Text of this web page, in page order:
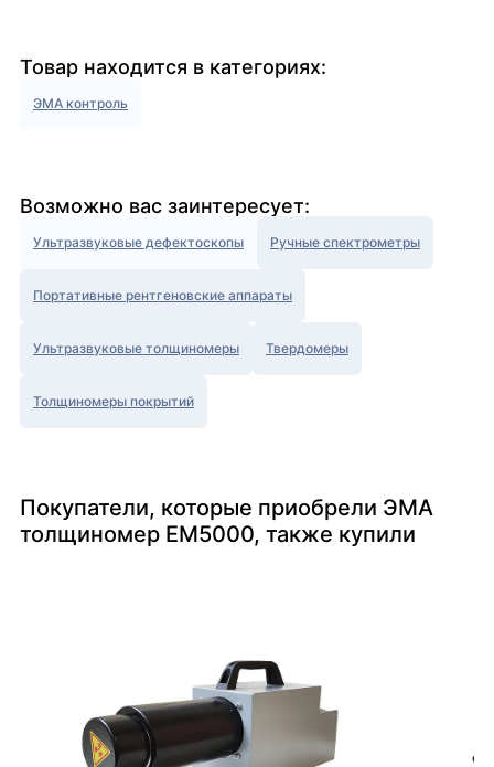
Товар находится в категориях:
ЭМА контроль
Возможно вас заинтересует:
Ультразвуковые дефектоскопы Ручные спектрометры
Портативные рентгеновские аппараты
Ультразвуковые толщиномеры Твердомеры
Толщиномеры покрытий
Покупатели, которые приобрели ЭМА
толщиномер EM5000, также купили